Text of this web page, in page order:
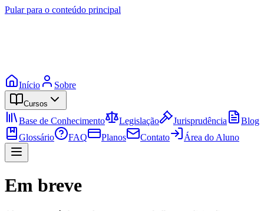
Pular para o conteúdo principal
Início Sobre
Cursos
Base de Conhecimento Legislação Jurisprudência
Blog
Glossário
FAQ Planos Contato Área do Aluno
Em breve